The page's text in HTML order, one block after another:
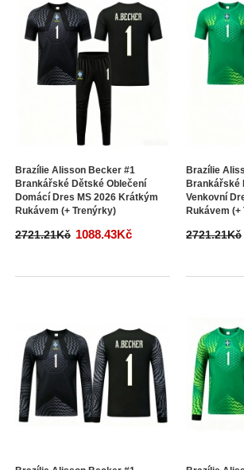
Brazílie Alisson Becker #1
Brankářské Dětské Oblečení
Domácí Dres MS 2026 Krátkým
Rukávem (+ Trenýrky)
2721.21Kč 1088.43Kč
Brazílie
Brankářské
Venkovní
Rukávem
2721.21Kč